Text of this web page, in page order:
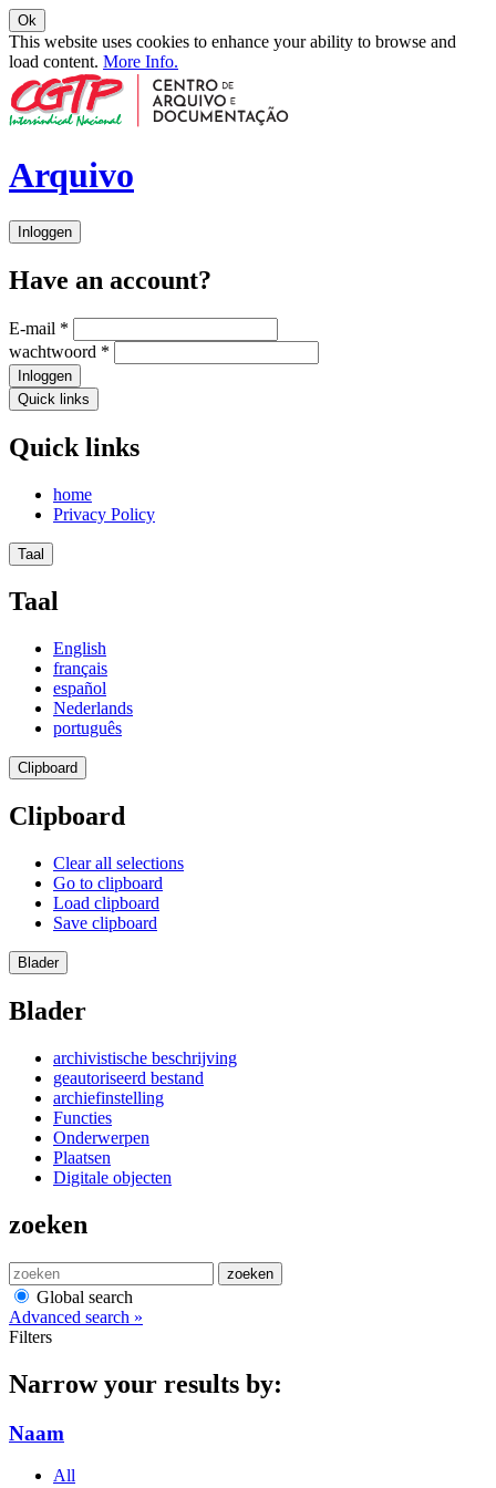
Ok
This website uses cookies to enhance your ability to browse and
load content. More Info.
Arquivo
Inloggen
Have an account?
E-mail *
wachtwoord *
Inloggen
Quick links
Quick links
home
Privacy Policy
Taal
Taal
English
français
español
Nederlands
português
Clipboard
Clipboard
Clear all selections
Go to clipboard
Load clipboard
Save clipboard
Blader
Blader
archivistische beschrijving
geautoriseerd bestand
archiefinstelling
Functies
Onderwerpen
Plaatsen
Digitale objecten
zoeken
zoeken
Global search
Advanced search »
Filters
Narrow your results by:
Naam
All